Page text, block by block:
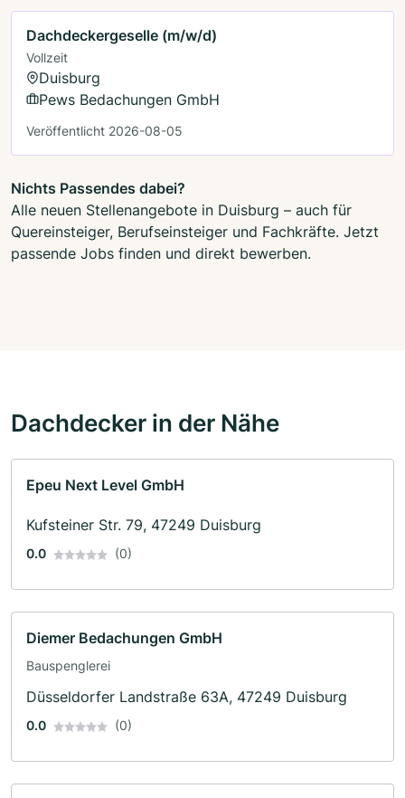
Dachdeckergeselle (m/w/d)
Vollzeit
Duisburg
Pews Bedachungen GmbH
Veröffentlicht 2026-08-05
Nichts Passendes dabei?
Alle neuen Stellenangebote in Duisburg – auch für
Quereinsteiger, Berufseinsteiger und Fachkräfte. Jetzt
passende Jobs finden und direkt bewerben.
Dachdecker in der Nähe
Epeu Next Level GmbH
Kufsteiner Str. 79, 47249 Duisburg
0.0 (0)
Diemer Bedachungen GmbH
Bauspenglerei
Düsseldorfer Landstraße 63A, 47249 Duisburg
0.0 (0)